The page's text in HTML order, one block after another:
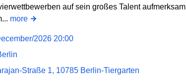
auf sein großes Talent aufmerksam
more
2026 20:00
Straße 1, 10785 Berlin-Tiergarten